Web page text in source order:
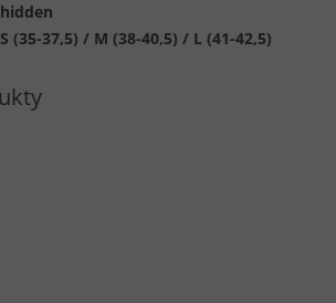
hidden
S (35-37,5) / M (38-40,5) / L (41-42,5)